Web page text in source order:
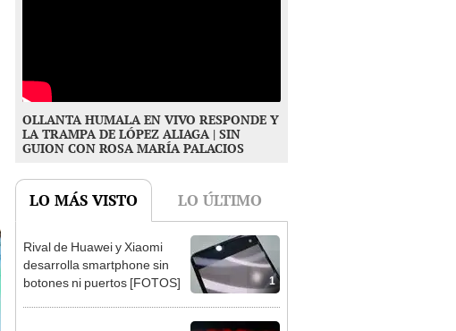
OLLANTA HUMALA EN VIVO RESPONDE Y
LA TRAMPA DE LÓPEZ ALIAGA | SIN
GUION CON ROSA MARÍA PALACIOS
LO MÁS VISTO LO ÚLTIMO
1
Rival de Huawei y Xiaomi
desarrolla smartphone sin
botones ni puertos [FOTOS]